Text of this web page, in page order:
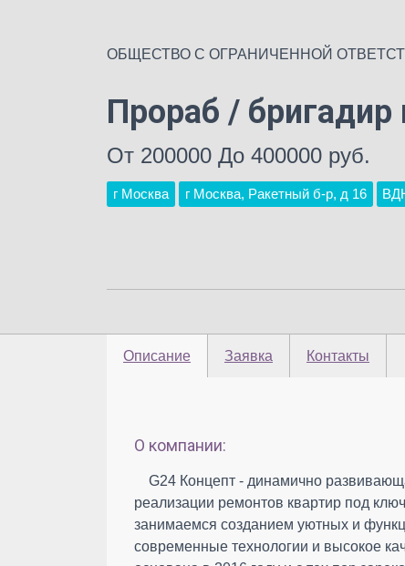
ОБЩЕСТВО С ОГРАНИЧЕННОЙ
Прораб / бригадир
От 200000 До 400000 руб.
г Москва г Москва, Ракетный б-р, д 16
Описание Заявка Контакты
О компании:
G24 Концепт - динамично
реализации ремонтов квартир под
занимаемся созданием уютных и
современные технологии и высокое